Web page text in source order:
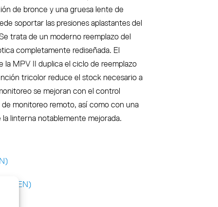
de bronce y una gruesa lente de
soportar las presiones aplastantes del
trata de un moderno reemplazo del
completamente rediseñada. El
la MPV II duplica el ciclo de reemplazo
tricolor reduce el stock necesario a
se mejoran con el control
monitoreo remoto, así como con una
linterna notablemente mejorada.
EN)